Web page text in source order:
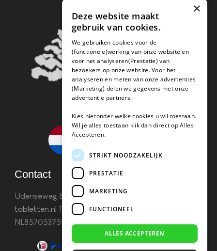
Contact
Udenseweg 8B 5405 PA Udeninfo(@)koffie-
tabletten.nl Tel. 085 782 5578KvK 67529623 Btw:
NL857053759B01
×
Deze website maakt
gebruik van cookies.
We gebruiken cookies voor de
(functionele)werking van onze website en
voor het analyseren(Prestatie) van
bezoekers op onze website. Voor het
analyseren en meten van onze advertenties
(Marketing) delen we gegevens met onze
advertentie partners.
Kies hieronder welke cookies u wil toestaan.
Wil je alles toestaan klik dan direct op Alles
Accepteren.
STRIKT NOODZAKELIJK
PRESTATIE
MARKETING
FUNCTIONEEL
ALLES ACCEPTEREN